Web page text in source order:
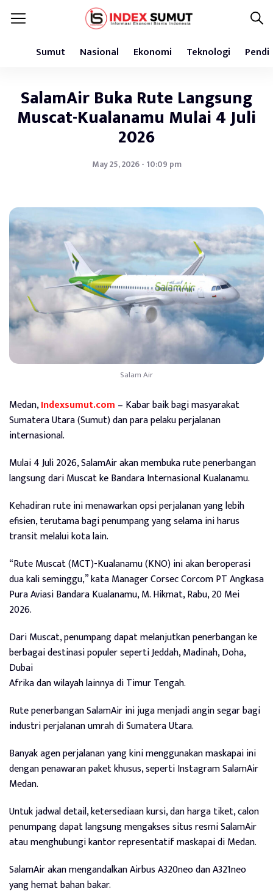
Sumut Nasional Ekonomi Teknologi
SalamAir Buka Rute Langsung
Muscat-Kualanamu Mulai 4 Juli
2026
May 25, 2026 - 10:09 pm
Salam Air
Medan,Indexsumut.com – Kabar baik bagi masyarakat
Sumatera Utara (Sumut) dan para pelaku perjalanan
internasional.
Mulai 4 Juli 2026, SalamAir akan membuka rute penerbangan
langsung dari Muscat ke Bandara Internasional Kualanamu.
Kehadiran rute ini menawarkan opsi perjalanan yang lebih
efisien, terutama bagi penumpang yang selama ini harus
transit melalui kota lain.
“Rute Muscat (MCT)-Kualanamu (KNO) ini akan beroperasi
dua kali seminggu,” kata Manager Corsec Corcom PT Angkasa
Pura Aviasi Bandara Kualanamu, M. Hikmat, Rabu, 20 Mei
2026.
Dari Muscat, penumpang dapat melanjutkan penerbangan ke
berbagai destinasi populer seperti Jeddah, Madinah, Doha,
Dubai
Afrika dan wilayah lainnya di Timur Tengah.
Rute penerbangan SalamAir ini juga menjadi angin segar bagi
industri perjalanan umrah di Sumatera Utara.
Banyak agen perjalanan yang kini menggunakan maskapai ini
dengan penawaran paket khusus, seperti Instagram SalamAir
Medan.
Untuk jadwal detail, ketersediaan kursi, dan harga tiket, calon
penumpang dapat langsung mengakses situs resmi SalamAir
atau menghubungi kantor representatif maskapai di Medan.
SalamAir akan mengandalkan Airbus A320neo dan A321neo
yang hemat bahan bakar.